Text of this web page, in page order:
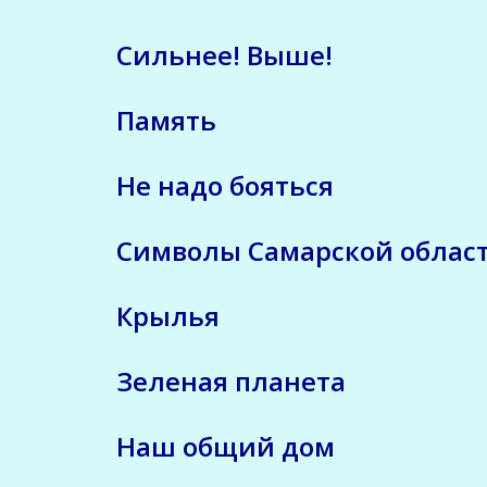
Сильнее! Выше!
Память
Не надо бояться
Символы Самарской
Крылья
Зеленая планета
Наш общий дом